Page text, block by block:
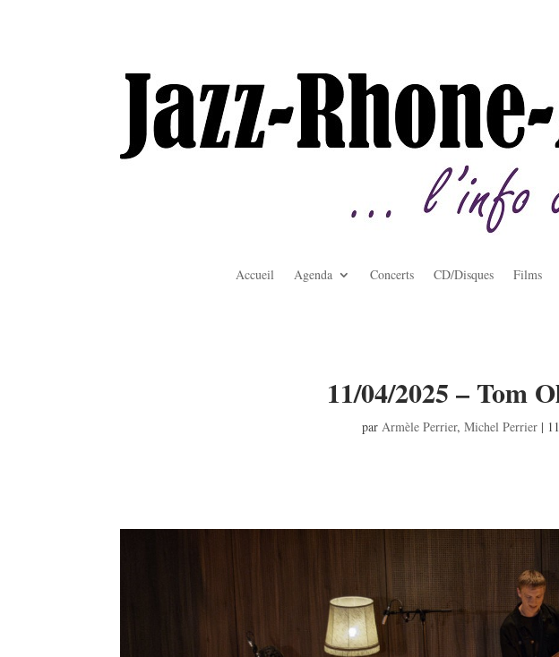
Accueil Agenda Concerts CD/Disques Films
11/04/2025 – Tom
par Armèle Perrier, Michel Perrier|